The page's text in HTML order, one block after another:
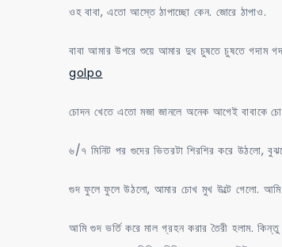
ওহ বাবা, এতো আস্তে ঠাপাচ্ছো কেন. জোরে ঠাপাও.
বাবা আমার উপরে শুয়ে আমার দুধ চুষতে চুষতে গদাম
golpo
চোদন খেতে এতো মজা জানলে অনেক আগেই বাবাকে
৬/৭ মিনিট পর গুদের ভিতরটা শিরশির করে উঠলো,
গুদ ফুলে ফুলে উঠলো, আমার চোখ মুখ উল্টে গেলো. আমি
আমি গুদ ভর্তি করে মাল গ্রহন করার তৈরী হলাম.